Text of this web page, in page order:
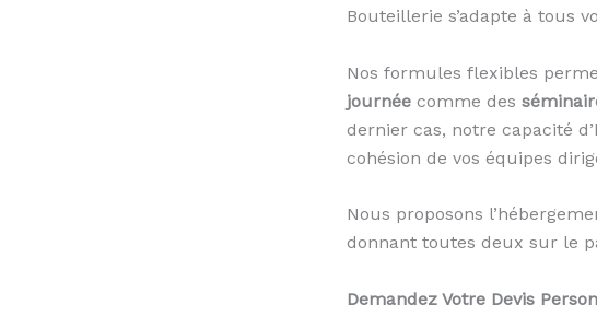
Bouteillerie s’adapte à tous
Nos formules flexibles
journée comme des
dernier cas, notre capacité
cohésion de vos équipes
Nous proposons
donnant toutes deux sur le
Demandez Votre Devis